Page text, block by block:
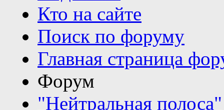
Кто на сайте
Поиск по форуму
Главная страница
Форум
"Нейтральная полоса"